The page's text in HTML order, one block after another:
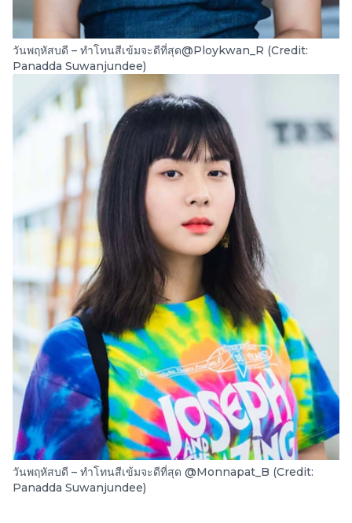
วันพฤหัสบดี – ทำโทนสีเข้มจะดีที่สุด@Ploykwan_R (Credit:
Panadda Suwanjundee)
วันพฤหัสบดี – ทำโทนสีเข้มจะดีที่สุด @Monnapat_B (Credit:
Panadda Suwanjundee)